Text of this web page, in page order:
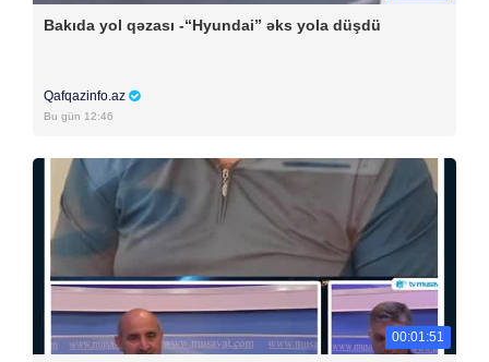
Bakıda yol qəzası -“Hyundai” əks yola düşdü
Qafqazinfo.az
Bu gün 12:46
00:01:51